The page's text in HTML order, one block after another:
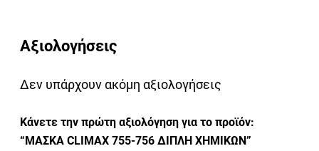
Αξιολογήσεις
Δεν υπάρχουν ακόμη αξιολογήσεις
Κάνετε την πρώτη αξιολόγηση για το προϊόν:
“ΜΑΣΚΑ CLIMAX 755-756 ΔΙΠΛΗ ΧΗΜΙΚΩΝ”